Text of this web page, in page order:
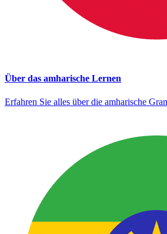
Über das amharische Lernen
Erfahren Sie alles über die amharische